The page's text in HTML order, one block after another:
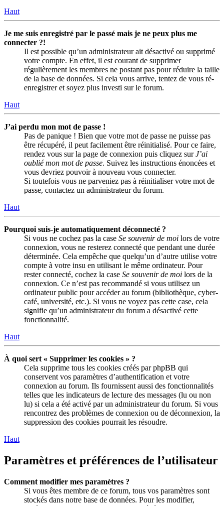
Haut
Je me suis enregistré par le passé mais je ne peux plus me
connecter ?!
Il est possible qu’un administrateur ait désactivé ou supprimé
votre compte. En effet, il est courant de supprimer
régulièrement les membres ne postant pas pour réduire la taille
de la base de données. Si cela vous arrive, tentez de vous ré-
enregistrer et soyez plus investi sur le forum.
Haut
J’ai perdu mon mot de passe !
Pas de panique ! Bien que votre mot de passe ne puisse pas
être récupéré, il peut facilement être réinitialisé. Pour ce faire,
rendez vous sur la page de connexion puis cliquez surJ’ai
oublié mon mot de passe. Suivez les instructions énoncées et
vous devriez pouvoir à nouveau vous connecter.
Si toutefois vous ne parveniez pas à réinitialiser votre mot de
passe, contactez un administrateur du forum.
Haut
Pourquoi suis-je automatiquement déconnecté ?
Si vous ne cochez pas la case Se souvenir de moi lors de votre
connexion, vous ne resterez connecté que pendant une durée
déterminée. Cela empêche que quelqu’un d’autre utilise votre
compte à votre insu en utilisant le même ordinateur. Pour
rester connecté, cochez la case Se souvenir de moi lors de la
connexion. Ce n’est pas recommandé si vous utilisez un
ordinateur public pour accéder au forum (bibliothèque, cyber-
café, université, etc.). Si vous ne voyez pas cette case, cela
signifie qu’un administrateur du forum a désactivé cette
fonctionnalité.
Haut
À quoi sert « Supprimer les cookies » ?
Cela supprime tous les cookies créés par phpBB qui
conservent vos paramètres d’authentification et votre
connexion au forum. Ils fournissent aussi des fonctionnalités
telles que les indicateurs de lecture des messages (lu ou non
lu) si cela a été activé par un administrateur du forum. Si vous
rencontrez des problèmes de connexion ou de déconnexion, la
suppression des cookies pourrait les résoudre.
Haut
Paramètres et préférences de l’utilisateur
Comment modifier mes paramètres ?
Si vous êtes membre de ce forum, tous vos paramètres sont
stockés dans notre base de données. Pour les modifier,